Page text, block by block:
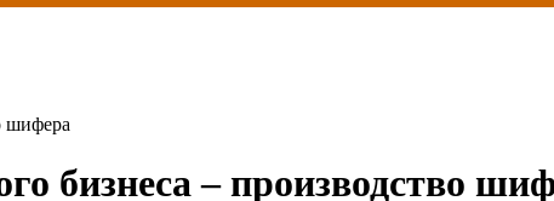
шифера
бизнеса – производство